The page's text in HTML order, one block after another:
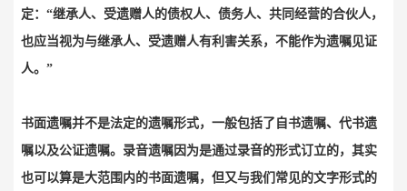
定：“继承人、受遗赠人的债权人、债务人、共同经营的合伙人，
也应当视为与继承人、受遗赠人有利害关系，不能作为遗嘱见证
人。”
书面遗嘱并不是法定的遗嘱形式，一般包括了自书遗嘱、代书遗
嘱以及公证遗嘱。录音遗嘱因为是通过录音的形式订立的，其实
也可以算是大范围内的书面遗嘱，但又与我们常见的文字形式的